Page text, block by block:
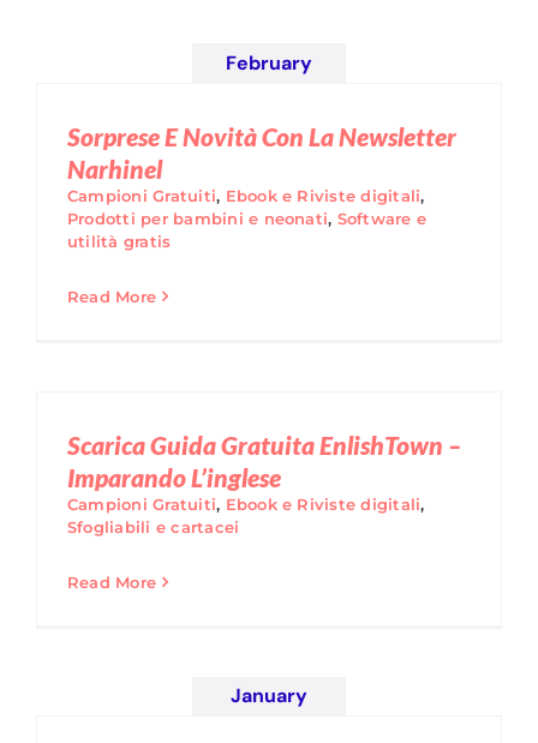
February
Sorprese E Novità Con La Newsletter
Narhinel
Campioni Gratuiti, Ebook e Riviste digitali,
Prodotti per bambini e neonati, Software e
utilità gratis
Read More
Scarica Guida Gratuita EnlishTown –
Imparando L’inglese
Campioni Gratuiti, Ebook e Riviste digitali,
Sfogliabili e cartacei
Read More
January